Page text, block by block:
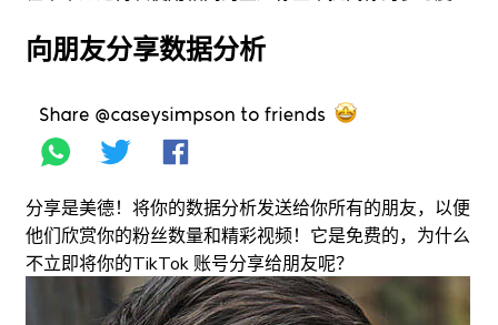
向朋友分享数据分析
分享是美德！将你的数据分析发送给你所有的朋友，以便
他们欣赏你的粉丝数量和精彩视频！它是免费的，为什么
不立即将你的TikTok 账号分享给朋友呢？